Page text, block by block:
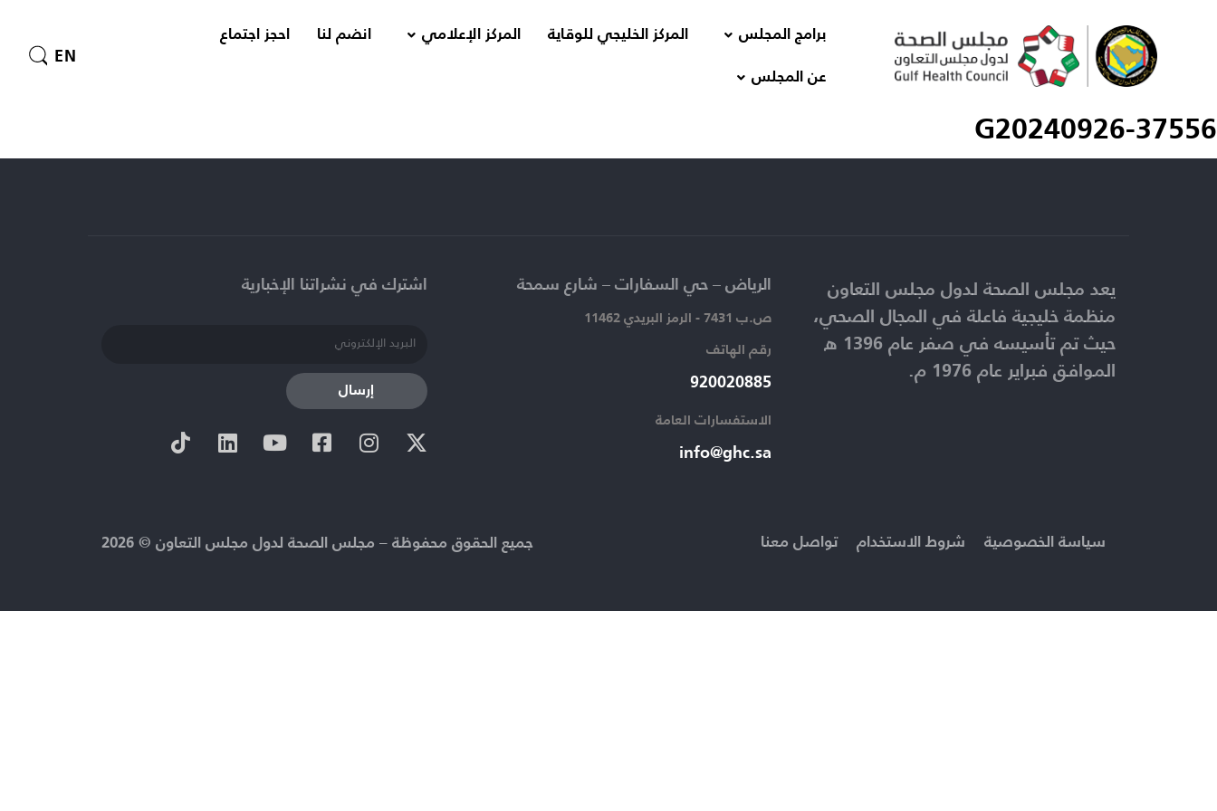
EN
احجز اجتماع انضم لنا المركز الإعلامي المركز الخليجي للوقاية برامج المجلس
عن المجلس
G20240926-37556
اشترك في نشراتنا الإخبارية​
إرسال
الرياض – حي السفارات – شارع سمحة​
ص.ب 7431 - الرمز البريدي 11462
رقم الهاتف​
920020885​
الاستفسارات العامة ​
info@ghc.sa​
يعد مجلس الصحة لدول مجلس التعاون
منظمة خليجية فاعلة في المجال الصحي،
حيث تم تأسيسه في صفر عام 1396 ه
الموافق فبراير عام 1976 م.
جميع الحقوق محفوظة – مجلس الصحة لدول مجلس التعاون © 2026 تواصل معنا شروط الاستخدام سياسة الخصوصية